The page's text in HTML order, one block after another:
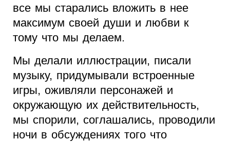
все мы старались вложить в нее
максимум своей души и любви к
тому что мы делаем.
Мы делали иллюстрации, писали
музыку, придумывали встроенные
игры, оживляли персонажей и
окружающую их действительность,
мы спорили, соглашались, проводили
ночи в обсуждениях того что